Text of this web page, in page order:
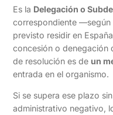
Es la Delegación o
correspondiente —según
previsto residir en
concesión o denegación
de resolución es de un
entrada en el organismo.
Si se supera ese plazo
administrativo negativo,